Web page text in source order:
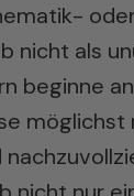
nicht als
beginne
möglichst